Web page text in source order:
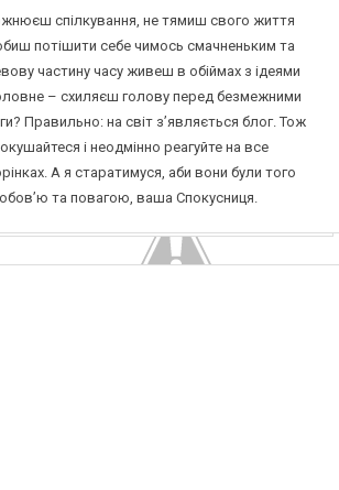
спілкування, не тямиш свого життя
потішити себе чимось смачненьким та
частину часу живеш в обіймах з ідеями
– схиляєш голову перед безмежними
Правильно: на світ з’являється блог. Тож
і неодмінно реагуйте на все
А я старатимуся, аби вони були того
та повагою, ваша Спокусниця.